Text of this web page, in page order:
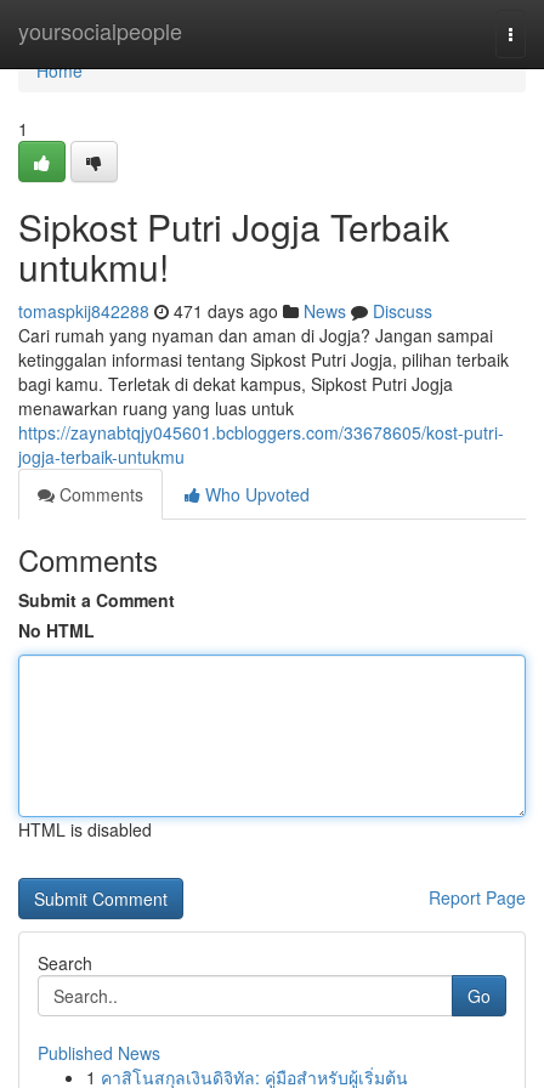
yoursocialpeople
Home
Home
1
Sipkost Putri Jogja Terbaik
untukmu!
tomaspkij842288 471 days ago News
Discuss
Cari rumah yang nyaman dan aman di Jogja? Jangan sampai
ketinggalan informasi tentang Sipkost Putri Jogja, pilihan terbaik
bagi kamu. Terletak di dekat kampus, Sipkost Putri Jogja
menawarkan ruang yang luas untuk
https://zaynabtqjy045601.bcbloggers.com/33678605/kost-putri-
jogja-terbaik-untukmu
Comments
Who Upvoted
Comments
Submit a Comment
No HTML
HTML is disabled
Report Page
Search
Go
Published News
1 คาสิโนสกุลเงินดิจิทัล: คู่มือสำหรับผู้เริ่มต้น